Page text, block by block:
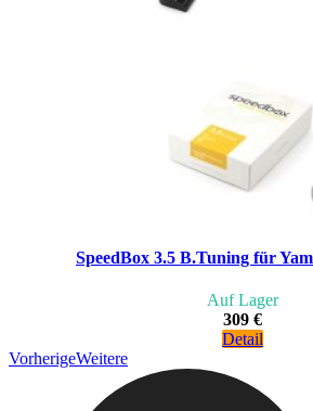
SpeedBox 3.5 B.Tuning für
Auf Lager
309 €
Detail
VorherigeWeitere